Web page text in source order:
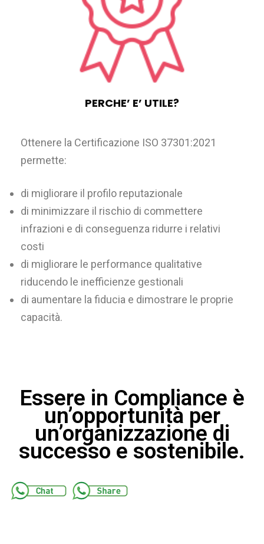
PERCHE’ E’ UTILE?
Ottenere la Certificazione ISO 37301:2021
permette:
di migliorare il profilo reputazionale
di minimizzare il rischio di commettere
infrazioni e di conseguenza ridurre i relativi
costi
di migliorare le performance qualitative
riducendo le inefficienze gestionali
di aumentare la fiducia e dimostrare le proprie
capacità.
Essere in Compliance è
un’opportunità per
un’organizzazione di
successo e sostenibile.